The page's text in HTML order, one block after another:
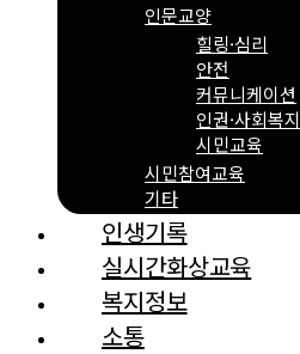
인문교양
힐링·심리
안전
커뮤니케이션
인권·사회복지
시민교육
시민참여교육
기타
인생기록
실시간화상교육
복지정보
소통